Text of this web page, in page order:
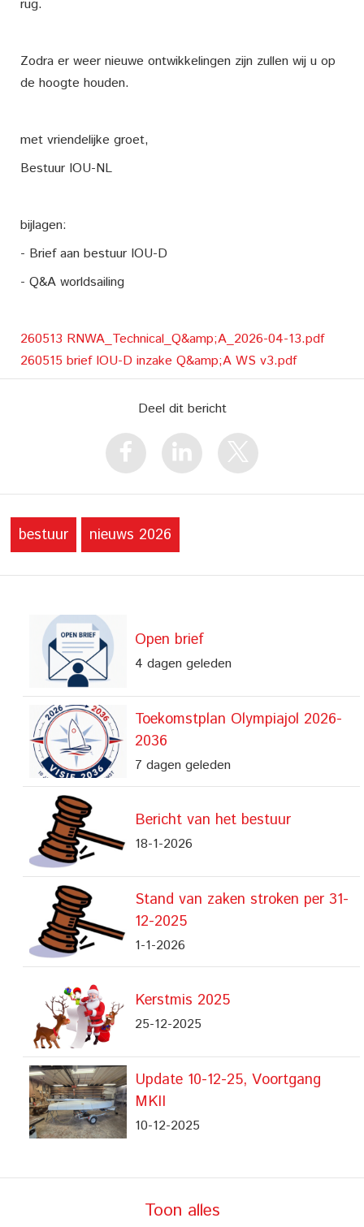
rug.
Zodra er weer nieuwe ontwikkelingen zijn zullen wij u op
de hoogte houden.
met vriendelijke groet,
Bestuur IOU-NL
bijlagen:
- Brief aan bestuur IOU-D
- Q&A worldsailing
260513 RNWA_Technical_Q&amp;A_2026-04-13.pdf
260515 brief IOU-D inzake Q&amp;A WS v3.pdf
Deel dit bericht
bestuur nieuws 2026
Open brief
4 dagen geleden
Toekomstplan Olympiajol 2026-
2036
7 dagen geleden
Bericht van het bestuur
18-1-2026
Stand van zaken stroken per 31-
12-2025
1-1-2026
Kerstmis 2025
25-12-2025
Update 10-12-25, Voortgang
MKII
10-12-2025
Toon alles